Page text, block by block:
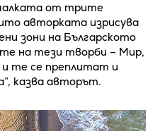
от трите
авторката изрисува
зони на Българското
на тези творби – Мир,
те се преплитат и
казва авторът.